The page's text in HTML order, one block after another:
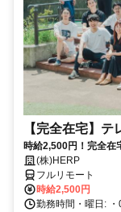
【完全在宅】
時給2,500円！完全在
(株)HERP
フルリモート
時給2,500円
勤務時間・曜日: